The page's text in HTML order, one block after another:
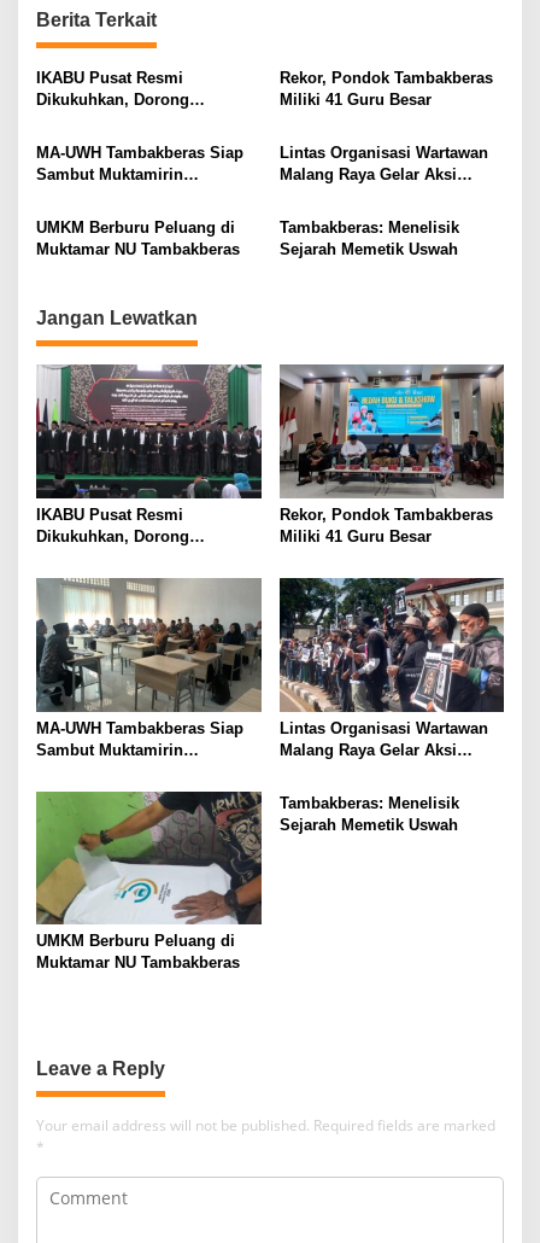
a
v
i
a
i
o
n
Berita Terkait
IKABU Pusat Resmi
Dikukuhkan, Dorong
Alumni
Rekor, Pondok Tambakberas
Miliki 41 Guru Besar
MA-UWH Tambakberas Siap
Sambut Muktamirin
Lintas Organisasi Wartawan
Malang Raya Gelar Aksi
Ireng”
UMKM Berburu Peluang di
Muktamar NU Tambakberas
Tambakberas: Menelisik
Sejarah Memetik Uswah
Jangan Lewatkan
IKABU Pusat Resmi
Dikukuhkan, Dorong
Alumni
Rekor, Pondok Tambakberas
Miliki 41 Guru Besar
MA-UWH Tambakberas Siap
Sambut Muktamirin
Lintas Organisasi Wartawan
Malang Raya Gelar Aksi
Ireng”
UMKM Berburu Peluang di
Muktamar NU Tambakberas
Tambakberas: Menelisik
Sejarah Memetik Uswah
Leave a Reply
Your email address will not be published. Required fields are marked
*